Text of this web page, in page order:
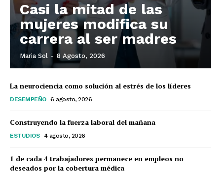
Casi la mitad de las
mujeres modifica su
carrera al ser madres
Maria Sol - 8 Agosto, 2026
La neurociencia como solución al estrés de los líderes
DESEMPEÑO 6 agosto, 2026
Construyendo la fuerza laboral del mañana
ESTUDIOS 4 agosto, 2026
1 de cada 4 trabajadores permanece en empleos no
deseados por la cobertura médica